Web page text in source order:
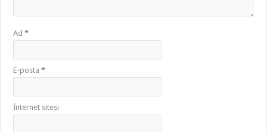
Ad*
E-posta*
İnternet sitesi